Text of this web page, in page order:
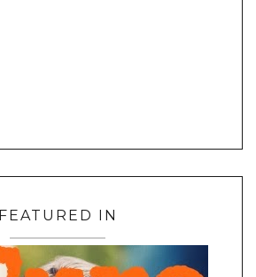
FEATURED IN